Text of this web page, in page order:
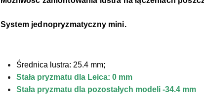
System jednopryzmatyczny mini.
Średnica lustra: 25.4 mm;
Stała pryzmatu dla Leica: 0 mm
Stała pryzmatu dla pozostałych modeli -34.4 mm